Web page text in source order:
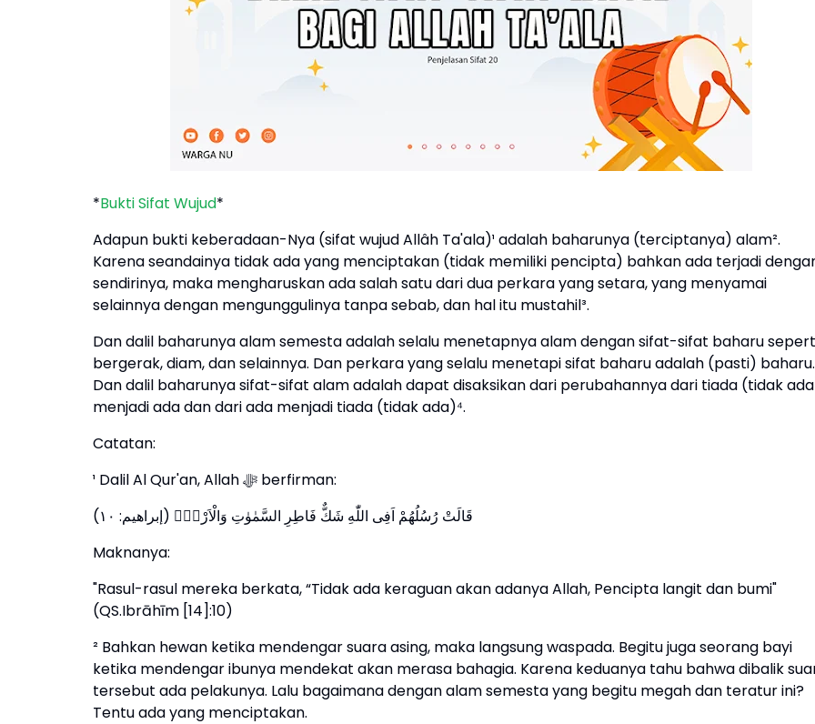
*Bukti Sifat Wujud*
Adapun bukti keberadaan-Nya (sifat wujud Allâh Ta'ala)¹ adalah baharunya (terciptanya) alam².
Karena seandainya tidak ada yang menciptakan (tidak memiliki pencipta) bahkan ada terjadi
sendirinya, maka mengharuskan ada salah satu dari dua perkara yang setara, yang menyamai
selainnya dengan mengunggulinya tanpa sebab, dan hal itu mustahil³.
Dan dalil baharunya alam semesta adalah selalu menetapnya alam dengan sifat-sifat baharu
bergerak, diam, dan selainnya. Dan perkara yang selalu menetapi sifat baharu adalah (pasti) baharu.
Dan dalil baharunya sifat-sifat alam adalah dapat disaksikan dari perubahannya dari tiada (tidak
menjadi ada dan dari ada menjadi tiada (tidak ada)⁴.
Catatan:
¹ Dalil Al Qur'an, Allah ﷻ berfirman:
قَالَتْ رُسُلُهُمْ اَفِى اللّٰهِ شَكٌّ فَاطِرِ السَّمٰوٰتِ وَالْاَرْضِۗ (إبراهيم: ١٠)
Maknanya:
"Rasul-rasul mereka berkata, “Tidak ada keraguan akan adanya Allah, Pencipta langit dan bumi"
(QS.Ibrāhīm [14]:10)
² Bahkan hewan ketika mendengar suara asing, maka langsung waspada. Begitu juga seorang bayi
ketika mendengar ibunya mendekat akan merasa bahagia. Karena keduanya tahu bahwa dibalik
tersebut ada pelakunya. Lalu bagaimana dengan alam semesta yang begitu megah dan teratur ini?
Tentu ada yang menciptakan.